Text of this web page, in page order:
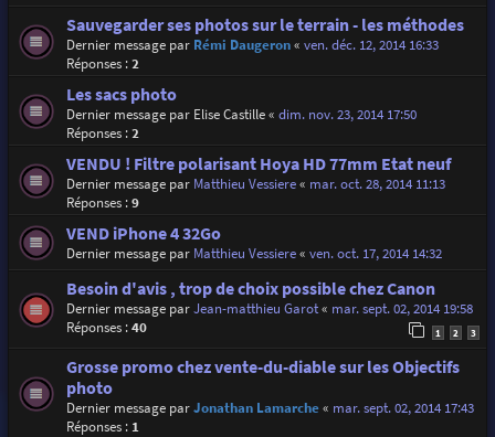
Sauvegarder ses photos sur le terrain - les méthodes
Dernier message par Rémi Daugeron« ven. déc. 12, 2014 16:33
Réponses :2
Les sacs photo
Dernier message par Elise Castille« dim. nov. 23, 2014 17:50
Réponses :2
VENDU ! Filtre polarisant Hoya HD 77mm Etat neuf
Dernier message par Matthieu Vessiere« mar. oct. 28, 2014 11:13
Réponses :9
VEND iPhone 4 32Go
Dernier message par Matthieu Vessiere« ven. oct. 17, 2014 14:32
Besoin d'avis , trop de choix possible chez Canon
Dernier message parJean-matthieu Garot« mar. sept. 02, 2014 19:58
Réponses :40 1 2 3
Grosse promo chez vente-du-diable sur les Objectifs
photo
Dernier message parJonathan Lamarche« mar. sept. 02, 2014 17:43
Réponses : 1